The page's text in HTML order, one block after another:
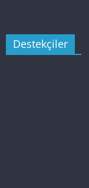
Destekçiler